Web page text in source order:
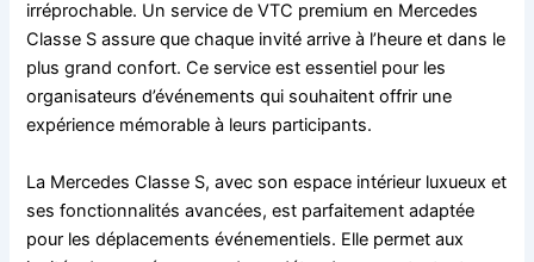
irréprochable. Un service de VTC premium en Mercedes
Classe S assure que chaque invité arrive à l’heure et dans le
plus grand confort. Ce service est essentiel pour les
organisateurs d’événements qui souhaitent offrir une
expérience mémorable à leurs participants.
La Mercedes Classe S, avec son espace intérieur luxueux et
ses fonctionnalités avancées, est parfaitement adaptée
pour les déplacements événementiels. Elle permet aux